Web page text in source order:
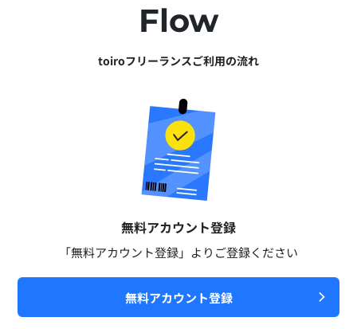
Flow
toiroフリーランスご利用の流れ
無料アカウント登録​
「無料アカウント登録」よりご登録ください​
無料アカウント登録